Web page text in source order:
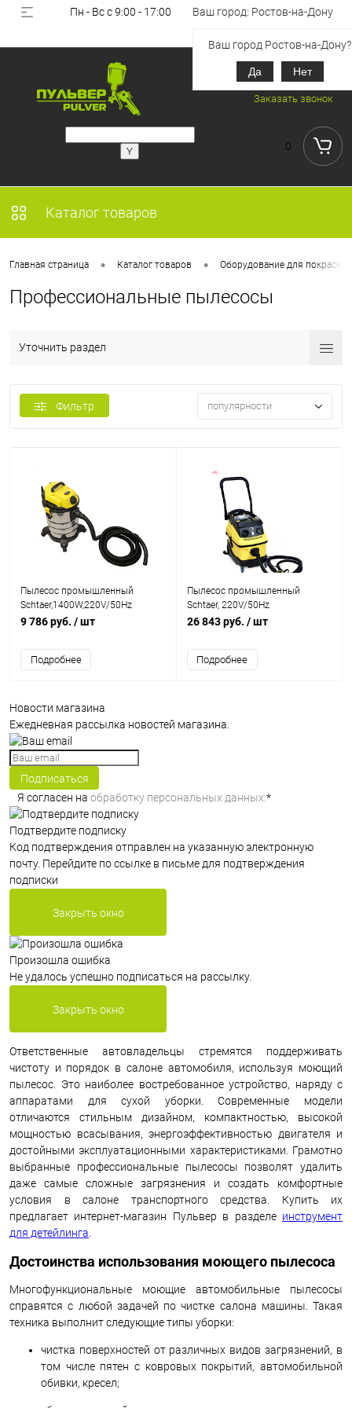
Пн - Вс с 9:00 - 17:00 Ваш город: Ростов-на-Дону
Ваш город Ростов-на-Дону?
Да Нет
+7 (918) 851-53-00
Заказать звонок
0
Каталог товаров
Главная страница • Каталог товаров • Оборудование для покраски
Профессиональные пылесосы
Уточнить раздел
Фильтр популярности
Пылесос промышленный
Schtaer,1400W,220V/50Hz
9 786 руб. / шт
Подробнее
Пылесос промышленный
Schtaer, 220V/50Hz
26 843 руб. / шт
Подробнее
Новости магазина
Ежедневная рассылка новостей магазина.
Подписаться
Я согласен на обработку персональных данных. *
Подтвердите подписку
Код подтверждения отправлен на указанную электронную
почту. Перейдите по ссылке в письме для подтверждения
подписки
Закрыть окно
Произошла ошибка
Не удалось успешно подписаться на рассылку.
Закрыть окно
Ответственные автовладельцы стремятся поддерживать
чистоту и порядок в салоне автомобиля, используя моющий
пылесос. Это наиболее востребованное устройство, наряду с
аппаратами для сухой уборки. Современные модели
отличаются стильным дизайном, компактностью, высокой
мощностью всасывания, энергоэффективностью двигателя и
достойными эксплуатационными характеристиками. Грамотно
выбранные профессиональные пылесосы позволят удалить
даже самые сложные загрязнения и создать комфортные
условия в салоне транспортного средства. Купить их
предлагает интернет-магазин Пульвер в разделе инструмент
для детейлинга
Достоинства использования моющего пылесоса
Многофункциональные моющие автомобильные пылесосы
справятся с любой задачей по чистке салона машины. Такая
техника выполнит следующие типы уборки:
чистка поверхностей от различных видов загрязнений, в
том числе пятен с ковровых покрытий, автомобильной
обивки, кресел;